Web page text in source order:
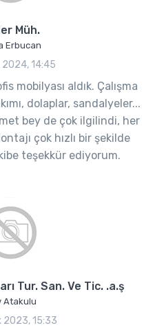
Müh.
Erbucan
2024, 14:45
mobilyası aldık. Çalışma
dolaplar, sandalyeler...
bey de çok ilgilindi, her
çok hızlı bir şekilde
teşekkür ediyorum.
Tur. San. Ve Tic. .a.ş
Atakulu
2023, 15:33